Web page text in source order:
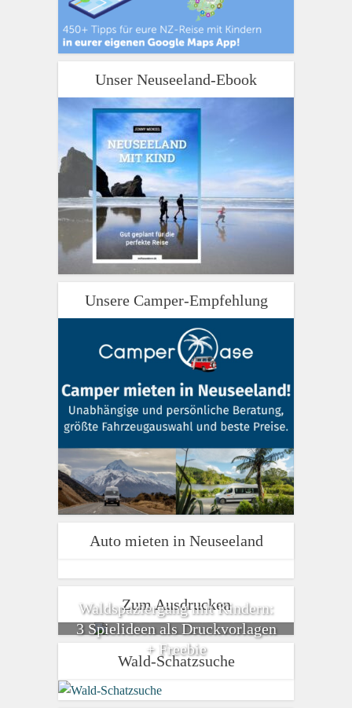
Unser Neuseeland-Ebook
Unsere Camper-Empfehlung
Auto mieten in Neuseeland
Zum Ausdrucken
Waldspaziergang mit Kindern:
3 Spielideen als Druckvorlagen
+ Freebie
Wald-Schatzsuche